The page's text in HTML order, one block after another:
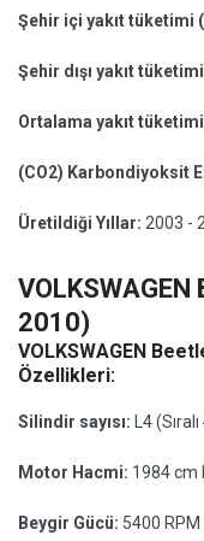
Şehir içi yakıt tüketimi
Şehir dışı yakıt
Ortalama yakıt
(CO2) Karbondiyoksit
Üretildiği Yıllar: 2003 -
2010)
VOLKSWAGEN
Özellikleri:
Silindir sayısı: L4
Motor Hacmi: 1984 cm
Beygir Gücü: 5400